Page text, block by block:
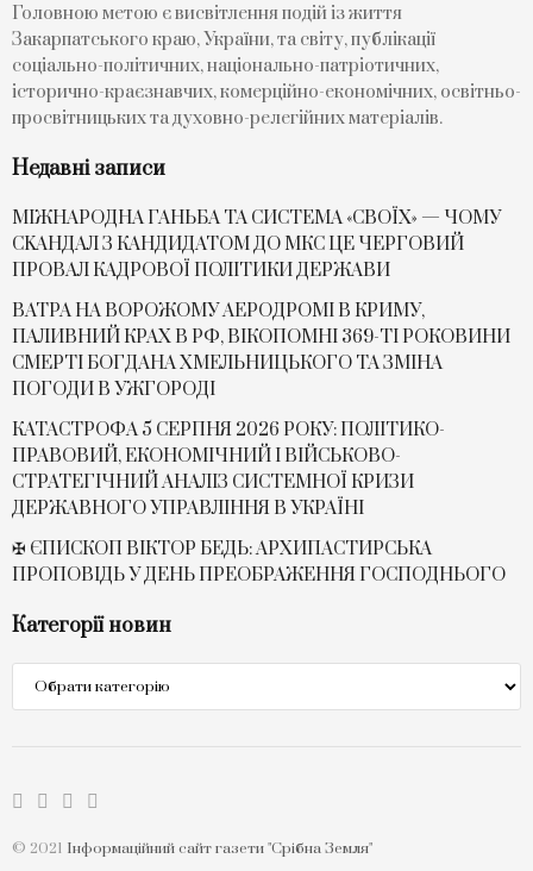
Головною метою є висвітлення подій із життя
Закарпатського краю, України, та світу, публікації
соціально-політичних, національно-патріотичних,
історично-краєзнавчих, комерційно-економічних, освітньо-
просвітницьких та духовно-релегійних матеріалів.
Недавні записи
МІЖНАРОДНА ГАНЬБА ТА СИСТЕМА «СВОЇХ» — ЧОМУ
СKАНДАЛ З КАНДИДАТОМ ДО МКС ЦЕ ЧЕРГОВИЙ
ПРОВАЛ КАДРОВОЇ ПОЛІТИКИ ДЕРЖАВИ
ВАТРА НА ВОРОЖОМУ АЕРОДРОМІ В КРИМУ,
ПАЛИВНИЙ КРАХ В РФ, ВІКОПОМНІ 369-ТІ РОКОВИНИ
СМЕРТІ БОГДАНА ХМЕЛЬНИЦЬКОГО ТА ЗМІНА
ПОГОДИ В УЖГОРОДІ
КАТАСТРОФА 5 СЕРПНЯ 2026 РОКУ: ПОЛІТИКО-
ПРАВОВИЙ, ЕКОНОМІЧНИЙ І ВІЙСЬКОВО-
СТРАТЕГІЧНИЙ АНАЛІЗ СИСТЕМНОЇ КРИЗИ
ДЕРЖАВНОГО УПРАВЛІННЯ В УКРАЇНІ
✠ ЄПИСКОП ВІКТОР БЕДЬ: АРХИПАСТИРСЬКА
ПРОПОВІДЬ У ДЕНЬ ПРЕОБРАЖЕННЯ ГОСПОДНЬОГО
Категорії новин
новин
© 2021 Інформаційний сайт газети "Срібна Земля"